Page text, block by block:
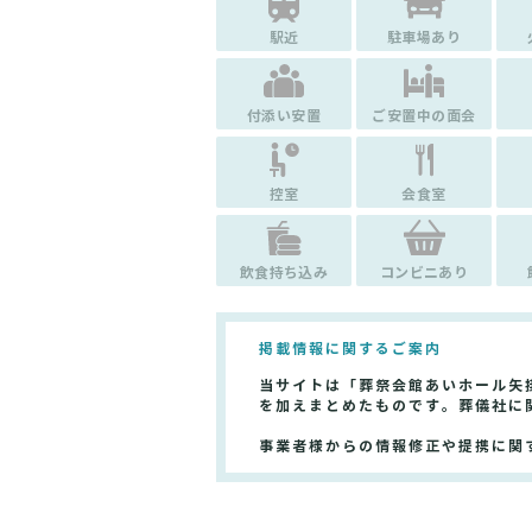
駅近 駐車場あり
付添い安置 ご安置中の面会
控室 会食室
飲食持ち込み コンビニあり
掲載情報に関するご案内
当サイトは「葬祭会館あいホール
を加えまとめたものです。葬儀社
事業者様からの情報修正や提携に